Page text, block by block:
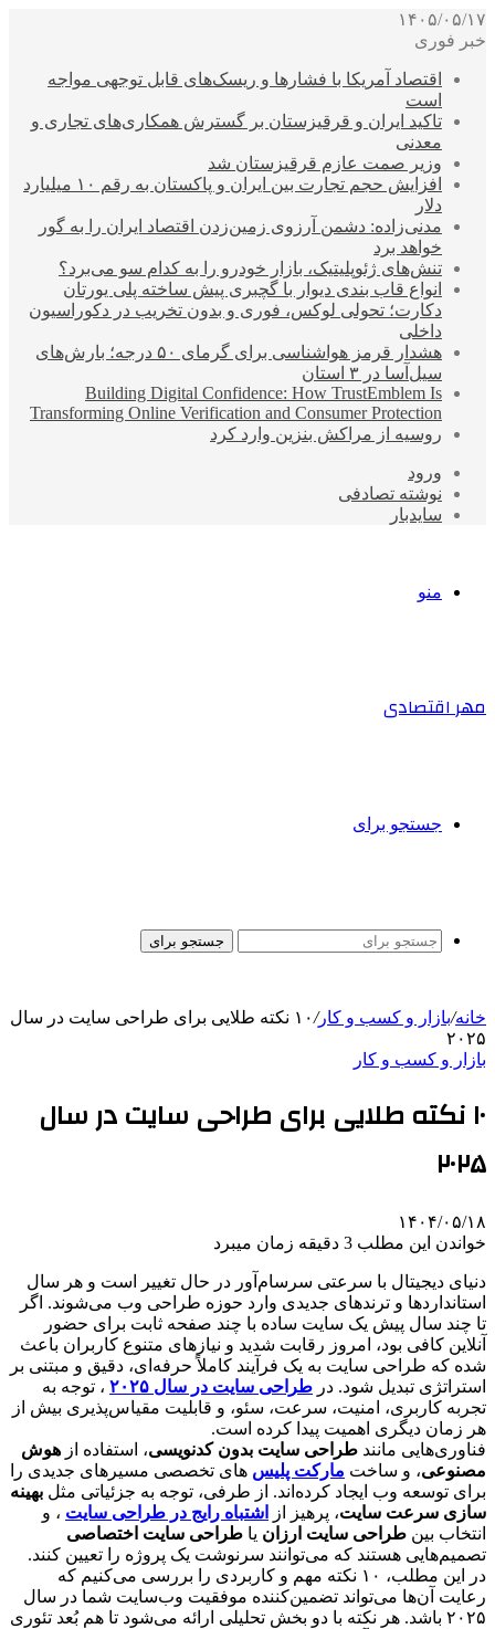
۱۴۰۵/۰۵/۱۷
خبر فوری
اقتصاد آمریکا با فشارها و ریسک‌های قابل توجهی مواجه
است
تاکید ایران و قرقیزستان بر گسترش همکاری‌های تجاری و
معدنی
وزیر صمت عازم قرقیزستان شد
افزایش حجم تجارت بین ایران و پاکستان به رقم ۱۰ میلیارد
دلار
مدنی‌زاده: دشمن آرزوی زمین‌زدن اقتصاد ایران را به گور
خواهد برد
تنش‌های ژئوپلیتیک، بازار خودرو را به کدام سو می‌برد؟
انواع قاب بندی دیوار با گچبری پیش ساخته پلی یورتان
دکارت؛ تحولی لوکس، فوری و بدون تخریب در دکوراسیون
داخلی
هشدار قرمز هواشناسی برای گرمای ۵۰ درجه؛ بارش‌های
سیل‌آسا در ۳ استان
Building Digital Confidence: How TrustEmblem Is
Transforming Online Verification and Consumer Protection
روسیه از مراکش بنزین وارد کرد
ورود
نوشته تصادفی
سایدبار
منو
مهر اقتصادی
جستجو برای
جستجو برای
خانه/بازار و کسب و کار/
۱۰ نکته طلایی برای طراحی سایت در سال
۲۰۲۵
بازار و کسب و کار
۱۰ نکته طلایی برای طراحی سایت در سال
۲۰۲۵
۱۴۰۴/۰۵/۱۸
خواندن این مطلب 3 دقیقه زمان میبرد
دنیای دیجیتال با سرعتی سرسام‌آور در حال تغییر است و هر سال
استانداردها و ترندهای جدیدی وارد حوزه طراحی وب می‌شوند. اگر
تا چند سال پیش یک سایت ساده با چند صفحه ثابت برای حضور
آنلاین کافی بود، امروز رقابت شدید و نیازهای متنوع کاربران باعث
شده که طراحی سایت به یک فرآیند کاملاً حرفه‌ای، دقیق و مبتنی بر
استراتژی تبدیل شود. در طراحی سایت در سال ۲۰۲۵
، توجه به
تجربه کاربری، امنیت، سرعت، سئو، و قابلیت مقیاس‌پذیری بیش از
هر زمان دیگری اهمیت پیدا کرده است.
فناوری‌هایی مانند طراحی سایت بدون کدنویسی، استفاده از هوش
مصنوعی، و ساخت مارکت ‌پلیس ‌های تخصصی مسیرهای جدیدی را
برای توسعه وب ایجاد کرده‌اند. از طرفی، توجه به جزئیاتی مثل بهینه‌
سازی سرعت سایت، پرهیز از اشتباه رایج در طراحی سایت ، و
انتخاب بین طراحی سایت ارزان یا طراحی سایت اختصاصی
تصمیم‌هایی هستند که می‌توانند سرنوشت یک پروژه را تعیین کنند.
در این مطلب، ۱۰ نکته مهم و کاربردی را بررسی می‌کنیم که
رعایت آن‌ها می‌تواند تضمین‌کننده موفقیت وب‌سایت شما در سال
۲۰۲۵ باشد. هر نکته با دو بخش تحلیلی ارائه می‌شود تا هم بُعد تئوری